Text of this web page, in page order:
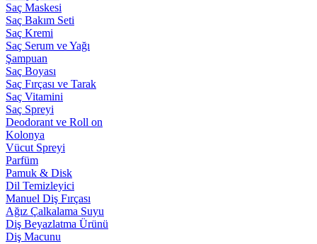
Saç Maskesi
Saç Bakım Seti
Saç Kremi
Saç Serum ve Yağı
Şampuan
Saç Boyası
Saç Fırçası ve Tarak
Saç Vitamini
Saç Spreyi
Deodorant ve Roll on
Kolonya
Vücut Spreyi
Parfüm
Pamuk & Disk
Dil Temizleyici
Manuel Diş Fırçası
Ağız Çalkalama Suyu
Diş Beyazlatma Ürünü
Diş Macunu